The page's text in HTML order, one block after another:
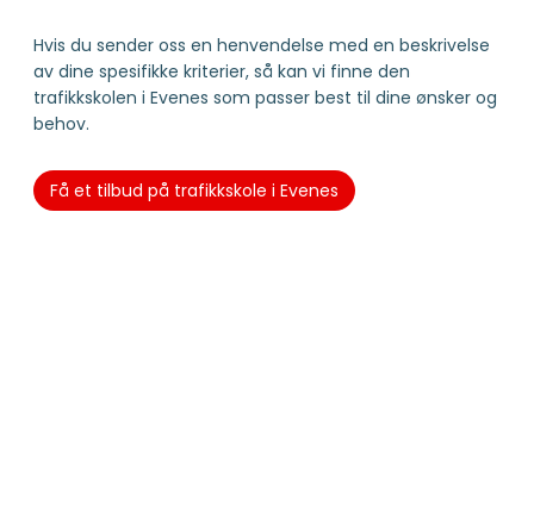
Hvis du sender oss en henvendelse med en beskrivelse
av dine spesifikke kriterier, så kan vi finne den
trafikkskolen i Evenes som passer best til dine ønsker og
behov.
Få et tilbud på trafikkskole i Evenes